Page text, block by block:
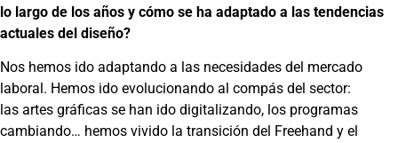
lo largo de los años y cómo se ha adaptado a las tendencias
actuales del diseño?
Nos hemos ido adaptando a las necesidades del mercado
laboral. Hemos ido evolucionando al compás del sector:
las artes gráficas se han ido digitalizando, los programas
cambiando… hemos vivido la transición del Freehand y el